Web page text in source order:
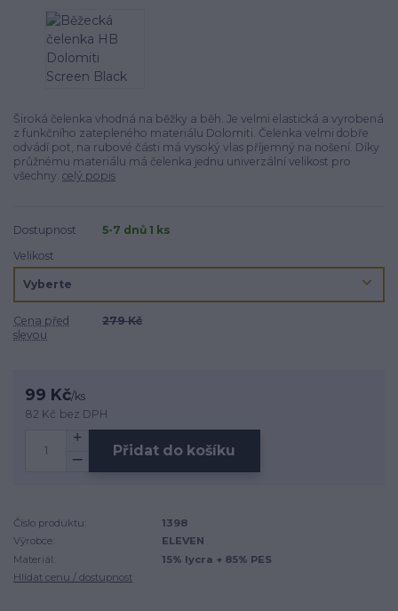
Široká čelenka vhodná na běžky a běh. Je velmi elastická a vyrobená
z funkčního zatepleného materiálu Dolomiti. Čelenka velmi dobře
odvádí pot, na rubové části má vysoký vlas příjemný na nošení. Díky
průžnému materiálu má čelenka jednu univerzální velikost pro
všechny. celý popis
Dostupnost
5-7 dnů 1 ks
Velikost
Cena před
slevou
279 Kč
99 Kč/ks
82 Kč bez DPH
Přidat do košíku
Číslo produktu:
1398
Výrobce:
ELEVEN
Materiál:
15% lycra + 85% PES
Hlídat cenu / dostupnost